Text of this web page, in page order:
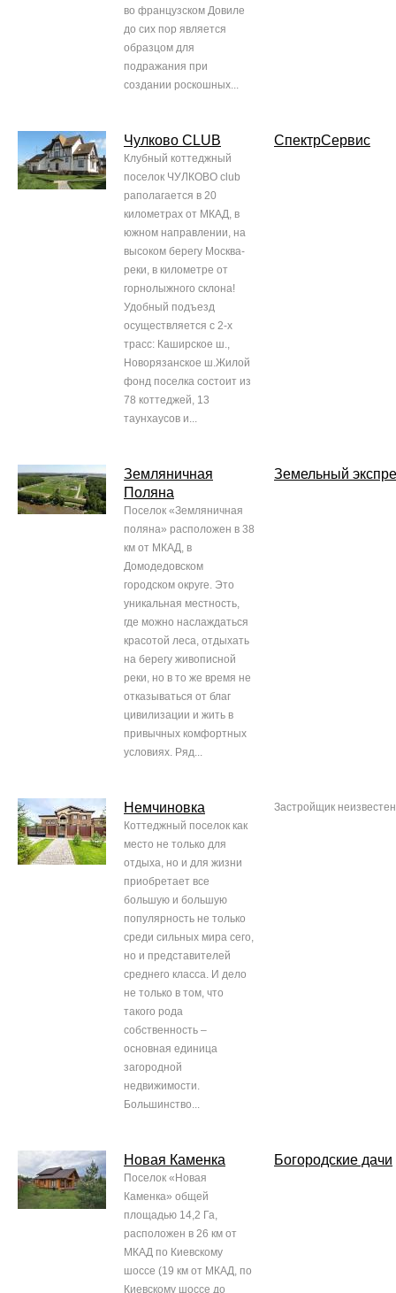
во французском Довиле
до сих пор является
образцом для
подражания при
создании роскошных...
Чулково CLUB
Клубный коттеджный
поселок ЧУЛКОВО club
раполагается в 20
километрах от МКАД, в
южном направлении, на
высоком берегу Москва-
реки, в километре от
горнолыжного склона!
Удобный подъезд
осуществляется с 2-х
трасс: Каширское ш.,
Новорязанское ш.Жилой
фонд поселка состоит из
78 коттеджей, 13
таунхаусов и...
СпектрСервис
Земляничная
Поляна
Поселок «Земляничная
поляна» расположен в 38
км от МКАД, в
Домодедовском
городском округе. Это
уникальная местность,
где можно наслаждаться
красотой леса, отдыхать
на берегу живописной
реки, но в то же время не
отказываться от благ
цивилизации и жить в
привычных комфортных
условиях. Ряд...
Земельный
Немчиновка
Коттеджный поселок как
место не только для
отдыха, но и для жизни
приобретает все
большую и большую
популярность не только
среди сильных мира сего,
но и представителей
среднего класса. И дело
не только в том, что
такого рода
собственность –
основная единица
загородной
недвижимости.
Большинство...
Застройщик неизвестен
Новая Каменка
Поселок «Новая
Каменка» общей
площадью 14,2 Га,
расположен в 26 км от
МКАД по Киевскому
шоссе (19 км от МКАД, по
Киевскому шоссе до
Богородские дачи